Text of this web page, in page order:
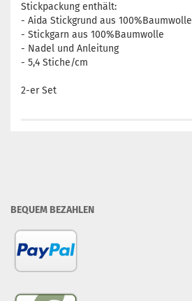
Stickpackung enthält:
- Aida Stickgrund aus 100%Baumwolle
- Stickgarn aus 100%Baumwolle
- Nadel und Anleitung
- 5,4 Stiche/cm
2-er Set
BEQUEM BEZAHLEN